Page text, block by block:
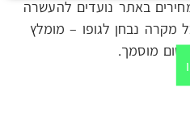
באתר נועדים להעשרה
מקרה נבחן לגופו – מומלץ
מוסמך.